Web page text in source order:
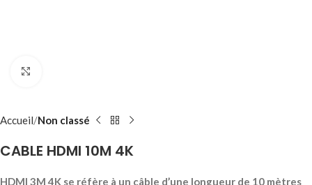
Accueil Non classé
CABLE HDMI 10M 4K
HDMI 3M 4K se réfère à un câble d’une longueur de 10 mètres